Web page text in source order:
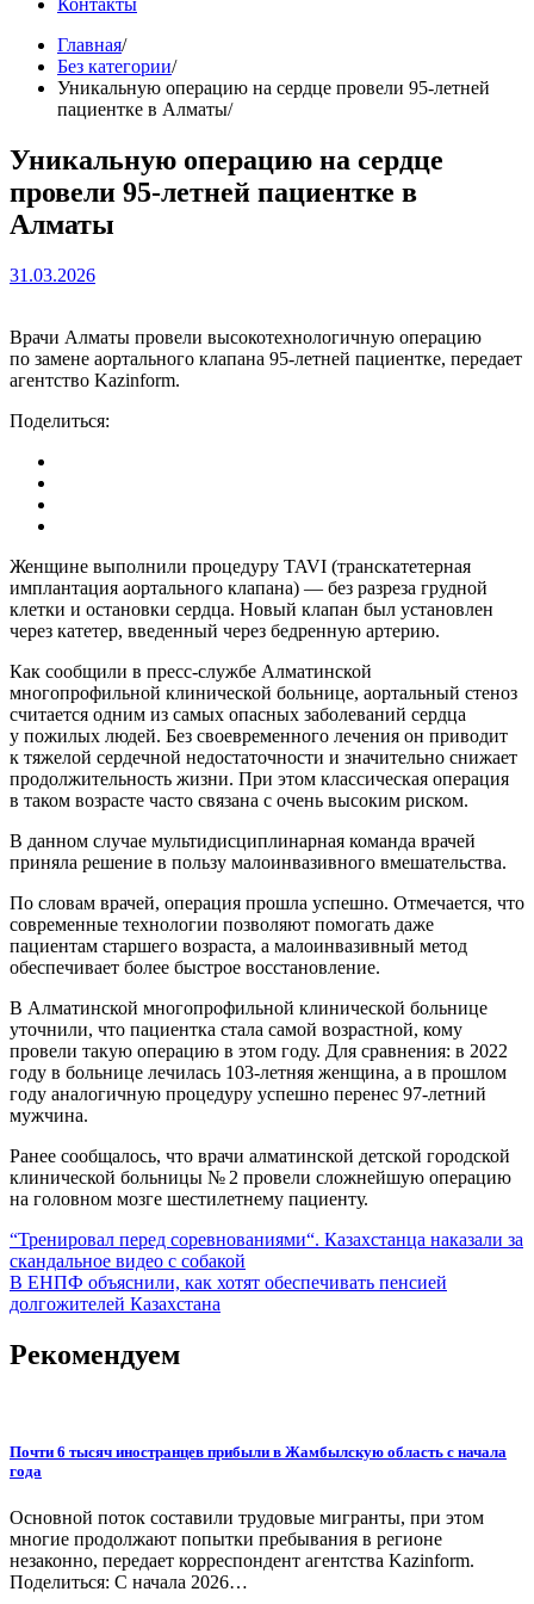
Контакты
Главная
Без категории
Уникальную операцию на сердце провели 95-летней
пациентке в Алматы
Уникальную операцию на сердце
провели 95-летней пациентке в
Алматы
31.03.2026
Врачи Алматы провели высокотехнологичную операцию
по замене аортального клапана 95-летней пациентке, передает
агентство Kazinform.
Поделиться:
Женщине выполнили процедуру TAVI (транскатетерная
имплантация аортального клапана) — без разреза грудной
клетки и остановки сердца. Новый клапан был установлен
через катетер, введенный через бедренную артерию.
Как сообщили в пресс-службе Алматинской
многопрофильной клинической больнице, аортальный стеноз
считается одним из самых опасных заболеваний сердца
у пожилых людей. Без своевременного лечения он приводит
к тяжелой сердечной недостаточности и значительно снижает
продолжительность жизни. При этом классическая операция
в таком возрасте часто связана с очень высоким риском.
В данном случае мультидисциплинарная команда врачей
приняла решение в пользу малоинвазивного вмешательства.
По словам врачей, операция прошла успешно. Отмечается, что
современные технологии позволяют помогать даже
пациентам старшего возраста, а малоинвазивный метод
обеспечивает более быстрое восстановление.
В Алматинской многопрофильной клинической больнице
уточнили, что пациентка стала самой возрастной, кому
провели такую операцию в этом году. Для сравнения: в 2022
году в больнице лечилась 103-летняя женщина, а в прошлом
году аналогичную процедуру успешно перенес 97-летний
мужчина.
Ранее сообщалось, что врачи алматинской детской городской
клинической больницы № 2 провели сложнейшую операцию
на головном мозге шестилетнему пациенту.
Навигация
по
записям
“Тренировал перед соревнованиями“. Казахстанца наказали за
скандальное видео с собакой
В ЕНПФ объяснили, как хотят обеспечивать пенсией
долгожителей Казахстана
Рекомендуем
Почти 6 тысяч иностранцев прибыли в Жамбылскую область с начала
года
Основной поток составили трудовые мигранты, при этом
многие продолжают попытки пребывания в регионе
незаконно, передает корреспондент агентства Kazinform.
Поделиться: С начала 2026…